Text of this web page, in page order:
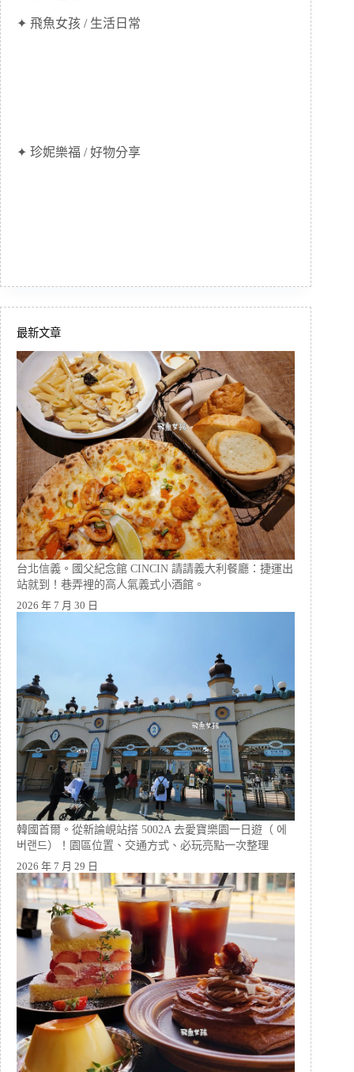
✦ 飛魚女孩 / 生活日常
✦ 珍妮樂福 / 好物分享
最新文章
台北信義。國父紀念館 CINCIN 請請義大利餐廳：捷運出
站就到！巷弄裡的高人氣義式小酒館。
2026 年 7 月 30 日
韓國首爾。從新論峴站搭 5002A 去愛寶樂園一日遊（ 에
버랜드）！園區位置、交通方式、必玩亮點一次整理
2026 年 7 月 29 日